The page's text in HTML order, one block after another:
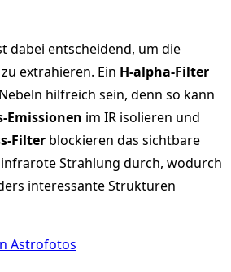
dabei entscheidend, um die
extrahieren. Ein H-alpha-Filter
hilfreich sein, denn so kann
Emissionen im IR isolieren und
Filter blockieren das sichtbare
Strahlung durch, wodurch
interessante Strukturen
Astrofotos